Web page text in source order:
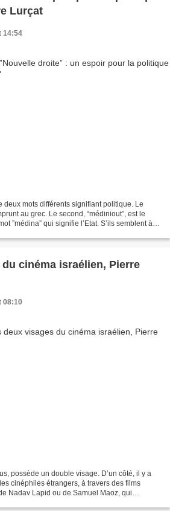
Pierre Lurçat
14:54
deux mots différents signifiant politique. Le
au grec. Le second, “médiniout”, est le
”médina” qui signifie l’Etat. S’ils semblent à
cinéma israélien, Pierre
08:10
possède un double visage. D’un côté, il y a
cinéphiles étrangers, à travers des films
Nadav Lapid ou de Samuel Maoz, qui